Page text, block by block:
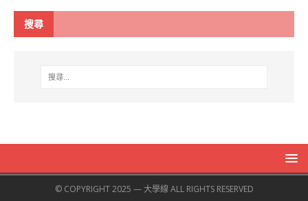
搜尋
© COPYRIGHT 2025 — 大學線 ALL RIGHTS RESERVED